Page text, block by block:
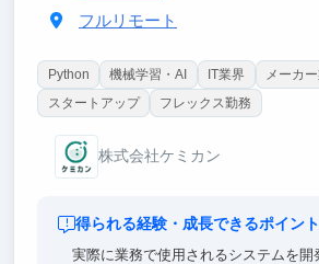
フルリモート
Python 機械学習・AI IT業界
メーカ
スタートアップ
フレックス勤務
株式会社ケミカン
得られる経験・成長できるポイント
実際に業務で使用されるシステムを開